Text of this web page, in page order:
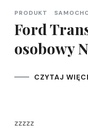
PRODUKT
Ford
osobowy
CZYTAJ
zzzzz